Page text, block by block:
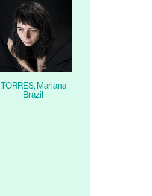
TORRES, Mariana
Brazil